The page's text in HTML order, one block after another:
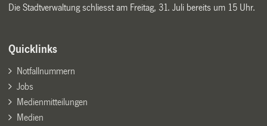
Die Stadtverwaltung schliesst am Freitag, 31. Juli bereits um 15 Uhr.
Quicklinks
Notfallnummern
Jobs
Medienmitteilungen
Medien